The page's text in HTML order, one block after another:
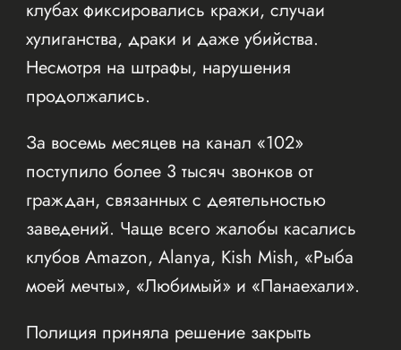
клубах фиксировались кражи, случаи
хулиганства, драки и даже убийства.
Несмотря на штрафы, нарушения
продолжались.
За восемь месяцев на канал «102»
поступило более 3 тысяч звонков от
граждан, связанных с деятельностью
заведений. Чаще всего жалобы касались
клубов Amazon, Alanya, Kish Mish, «Рыба
моей мечты», «Любимый» и «Панаехали».
Полиция приняла решение закрыть